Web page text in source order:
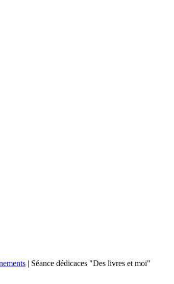
| Séance dédicaces "Des livres et moi"